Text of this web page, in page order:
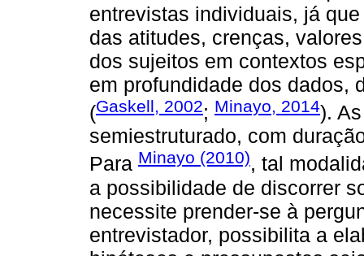
entrevistas individuais, já
das atitudes, crenças,
dos sujeitos em contextos
em profundidade dos dados,
(Gaskell, 2002; Minayo, 2014).
semiestruturado, com
Para Minayo (2010), tal
a possibilidade de discorrer
necessite prender-se à
entrevistador, possibilita a